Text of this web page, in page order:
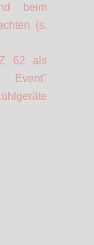
beim
(s.
62 als
Event"